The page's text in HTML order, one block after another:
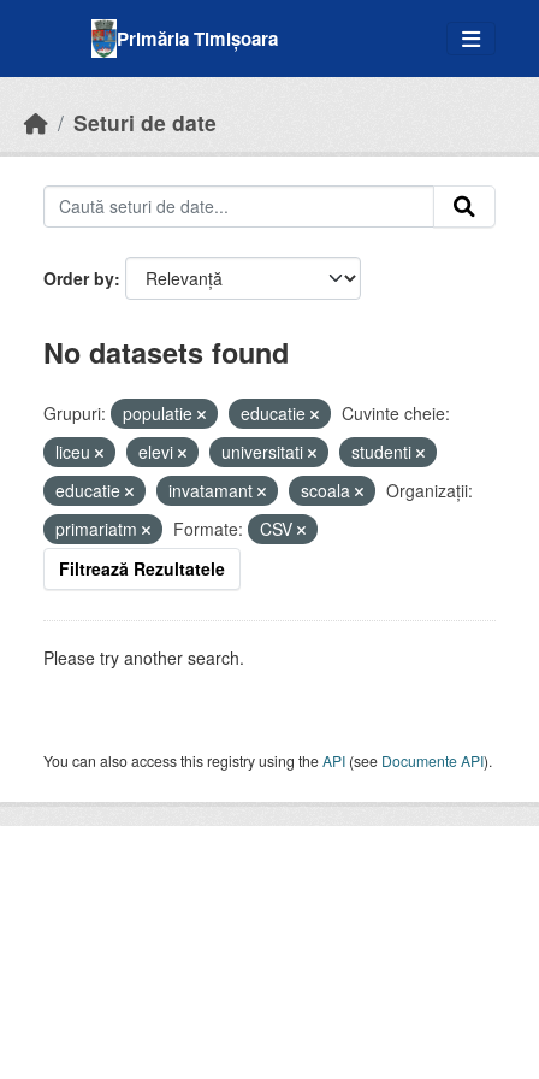
Primăria Timișoara
Seturi de date
Order by
No datasets found
Grupuri: populatie educatie
Cuvinte cheie:
liceu
elevi universitati
studenti
educatie
invatamant scoala
Organizații:
primariatm
Formate:
CSV
Filtrează Rezultatele
Please try another search.
You can also access this registry using theAPI (see Documente API).